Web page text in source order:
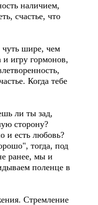
наличием,
счастье, что
чуть шире, чем
и игру гормонов,
Когда тебе
ли ты зад,
сторону?
и есть любовь?
тогда, под
ранее, мы и
поленце в
Стремление